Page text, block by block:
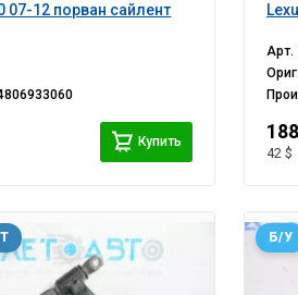
07-12 порван сайлент
Купить
Арт.
42 $
Б/У